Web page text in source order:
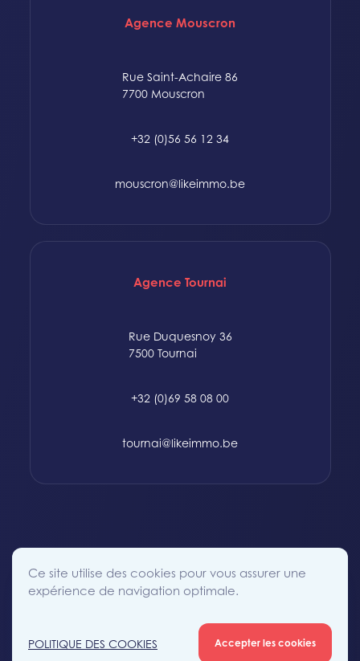
Agence Mouscron
Rue Saint-Achaire 86
7700 Mouscron
+32 (0)56 56 12 34
mouscron@likeimmo.be
Agence Tournai
Rue Duquesnoy 36
7500 Tournai
+32 (0)69 58 08 00
tournai@likeimmo.be
Politique des CookiesConditions générales
Ce site utilise des cookies pour vous assurer une
expérience de navigation optimale.
POLITIQUE DES COOKIES Accepter les cookies